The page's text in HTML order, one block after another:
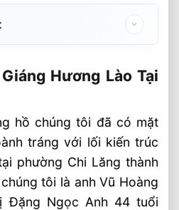
máy sản xuất ván sàn gỗ
phẩm ván sàn tại SHT
gỗ Biệt thự ở Lạng Sơn
công trình
Hương Lào Tại
hồ chúng tôi đã có mặt
tráng với lối kiến trúc
phường Chi Lăng thành
tôi là anh Vũ Hoàng
Đặng Ngọc Anh 44 tuổi